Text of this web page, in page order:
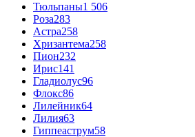
Тюльпаны1 506
Роза283
Астра258
Хризантема258
Пион232
Ирис141
Гладиолус96
Флокс86
Лилейник64
Лилия63
Гиппеаструм58